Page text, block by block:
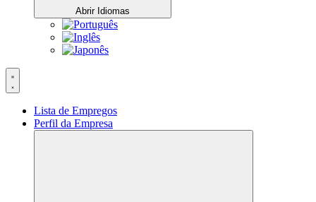
Abrir Idiomas
Lista de Empregos
Perfil da Empresa